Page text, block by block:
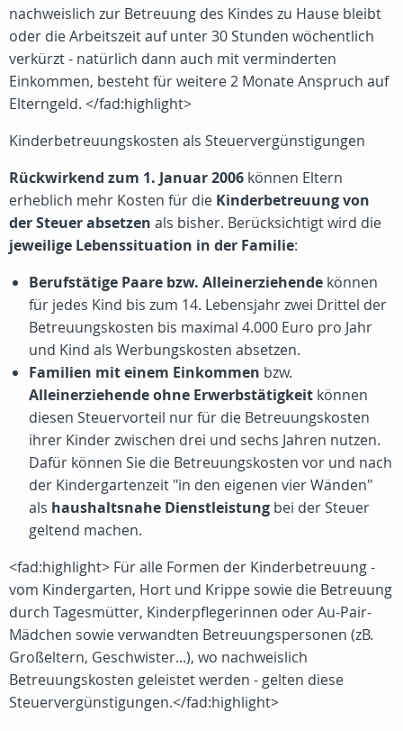
nachweislich zur Betreuung des Kindes zu Hause bleibt
oder die Arbeitszeit auf unter 30 Stunden wöchentlich
verkürzt - natürlich dann auch mit verminderten
Einkommen, besteht für weitere 2 Monate Anspruch auf
Elterngeld. </fad:highlight>
Kinderbetreuungskosten als Steuervergünstigungen
Rückwirkend zum 1. Januar 2006 können Eltern
erheblich mehr Kosten für die Kinderbetreuung von
der Steuer absetzen als bisher. Berücksichtigt wird die
jeweilige Lebenssituation in der Familie:
Berufstätige Paare bzw. Alleinerziehende können
für jedes Kind bis zum 14. Lebensjahr zwei Drittel der
Betreuungskosten bis maximal 4.000 Euro pro Jahr
und Kind als Werbungskosten absetzen.
Familien mit einem Einkommen bzw.
Alleinerziehende ohne Erwerbstätigkeit können
diesen Steuervorteil nur für die Betreuungskosten
ihrer Kinder zwischen drei und sechs Jahren nutzen.
Dafür können Sie die Betreuungskosten vor und nach
der Kindergartenzeit "in den eigenen vier Wänden"
als haushaltsnahe Dienstleistung bei der Steuer
geltend machen.
<fad:highlight> Für alle Formen der Kinderbetreuung -
vom Kindergarten, Hort und Krippe sowie die Betreuung
durch Tagesmütter, Kinderpflegerinnen oder Au-Pair-
Mädchen sowie verwandten Betreuungspersonen (zB.
Großeltern, Geschwister...), wo nachweislich
Betreuungskosten geleistet werden - gelten diese
Steuervergünstigungen.</fad:highlight>